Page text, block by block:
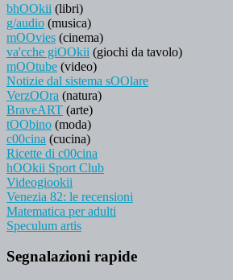
bhOOkii (libri)
g/audio (musica)
mOOvies (cinema)
va'cche giOOkii (giochi da tavolo)
mOOtube (video)
Notizie dal sistema sOOlare
VerzOOra (natura)
BraveART (arte)
tOObino (moda)
c00cina (cucina)
Ricette di c00cina
hOOkii Sport Club
Videogiookii
Venezia 82: le recensioni
Matematica per adulti
Speculum artis
Segnalazioni rapide